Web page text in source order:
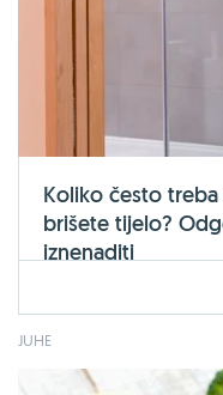
Koliko često
brišete tijelo?
iznenaditi
JUHE